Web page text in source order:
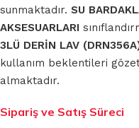
sunmaktadır. SU
AKSESUARLARI
3LÜ DERİN LAV
kullanım beklentileri
almaktadır.
Sipariş ve Satış Süreci